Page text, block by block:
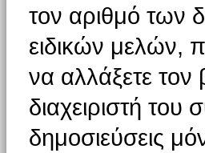
τον αριθμό των
ειδικών μελών,
να αλλάξετε τον
διαχειριστή
δημοσιεύσεις